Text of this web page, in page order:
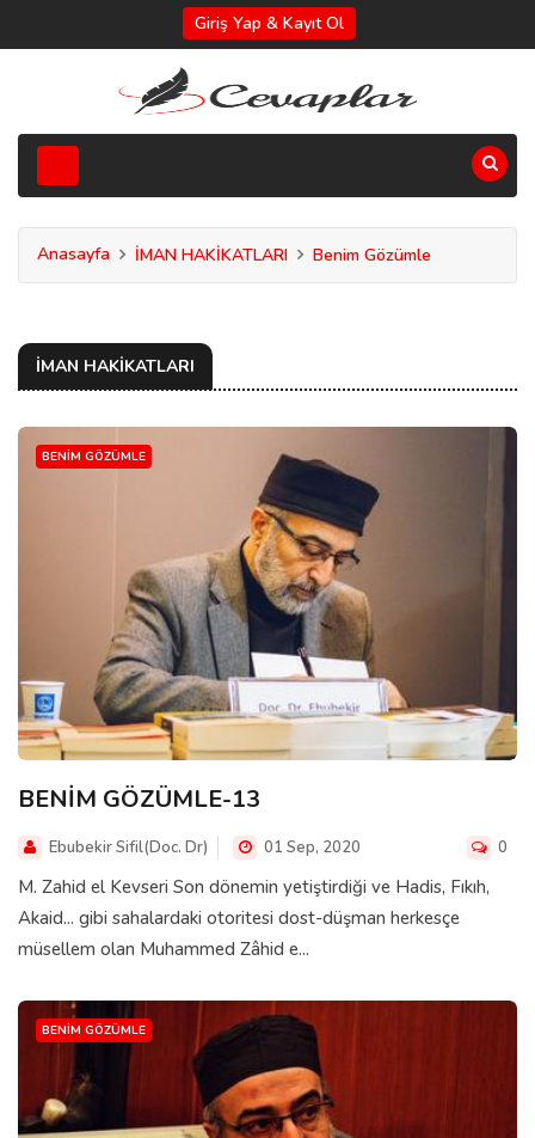
Giriş Yap & Kayıt Ol
Anasayfa İMAN HAKİKATLARI Benim Gözümle
İMAN HAKİKATLARI
BENIM GÖZÜMLE
BENİM GÖZÜMLE-13
Ebubekir Sifil(Doc. Dr) 01 Sep, 2020 0
M. Zahid el Kevseri Son dönemin yetiştirdiği ve Hadis, Fıkıh,
Akaid... gibi sahalardaki otoritesi dost-düşman herkesçe
müsellem olan Muhammed Zâhid e...
BENIM GÖZÜMLE